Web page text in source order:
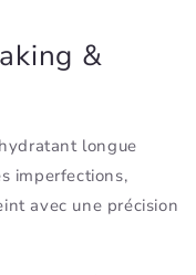
&
longue
imperfections,
avec une précision